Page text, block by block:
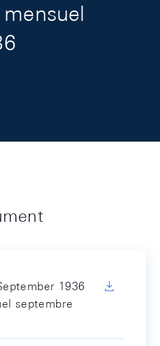
1936
septembre